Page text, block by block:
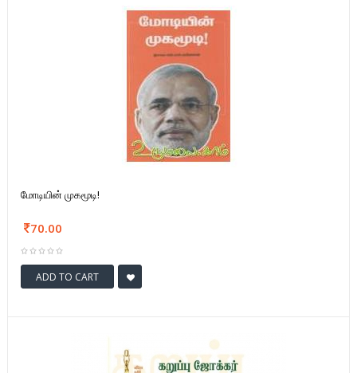
மோடியின் முகமூடி!
70.00
ADD TO CART